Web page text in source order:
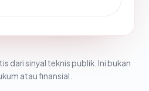
dari sinyal teknis publik. Ini bukan
atau finansial.